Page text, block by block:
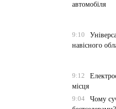
автомобіля
9:10
навісного
9:12
місця
9:04
Чому